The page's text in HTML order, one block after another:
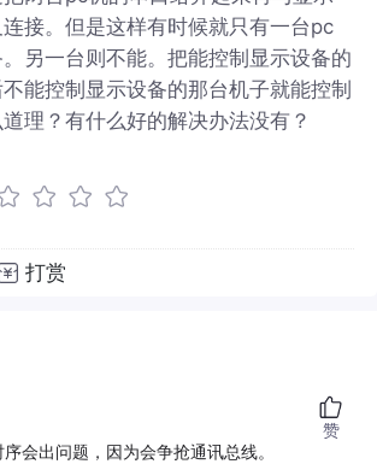
接。但是这样有时候就只有一台pc
另一台则不能。把能控制显示设备的
能控制显示设备的那台机子就能控制
理？有什么好的解决办法没有？
打赏
会出问题，因为会争抢通讯总线。
赞